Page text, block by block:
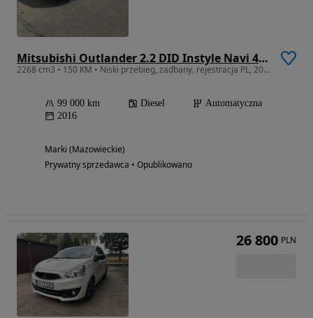
Mitsubishi Outlander 2.2 DID Instyle Navi 4WD
2268 cm3 • 150 KM • Niski przebieg, zadbany, rejestracja PL, 2016
99 000 km Diesel
Automatyczna
2016
Marki (Mazowieckie)
Prywatny sprzedawca • Opublikowano
26 800 PLN